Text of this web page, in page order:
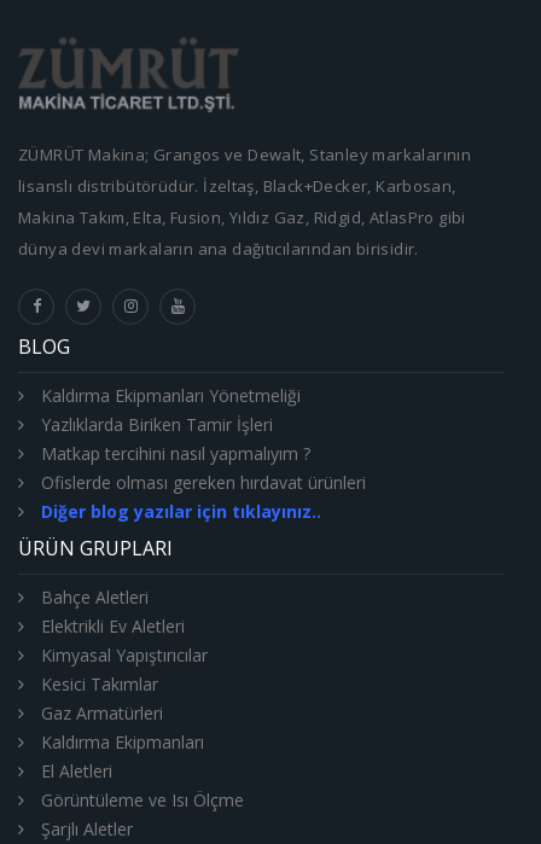
ZÜMRÜT Makina; Grangos ve Dewalt, Stanley markalarının
lisanslı distribütörüdür. İzeltaş, Black+Decker, Karbosan,
Makina Takım, Elta, Fusion, Yıldız Gaz, Ridgid, AtlasPro gibi
dünya devi markaların ana dağıtıcılarından birisidir.
BLOG
Kaldırma Ekipmanları Yönetmeliği
Yazlıklarda Biriken Tamir İşleri
Matkap tercihini nasıl yapmalıyım ?
Ofislerde olması gereken hırdavat ürünleri
Diğer blog yazılar için tıklayınız..
ÜRÜN GRUPLARI
Bahçe Aletleri
Elektrikli Ev Aletleri
Kimyasal Yapıştırıcılar
Kesici Takımlar
Gaz Armatürleri
Kaldırma Ekipmanları
El Aletleri
Görüntüleme ve Isı Ölçme
Şarjlı Aletler